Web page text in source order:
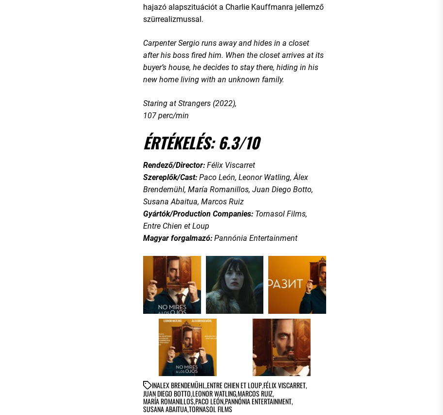
hajazó alapszituációt a Charlie Kauffmanra jellemző
szürrealizmussal.
Carpenter Sergio runs away and hides in a closet
after his boss fired him. When the closet arrives at its
buyer’s house, he decides to stay there, hiding in his
new home living with an unknown family.
Staring at Strangers (2022),
107 perc/min
ÉRTÉKELÉS: 6.3/10
Rendező/Director: Félix Viscarret
Szereplők/Cast: Paco León, Leonor Watling, Àlex
Brendemühl, María Romanillos, Juan Diego Botto,
Susana Abaitua, Marcos Ruiz
Gyártók/Production Companies: Tornasol Films,
Entre Chien et Loup
Magyar forgalmazó: Pannónia Entertainment
INALEX BRENDEMÜHL,ENTRE CHIEN ET LOUP,FÉLIX VISCARRET,
JUAN DIEGO BOTTO,LEONOR WATLING,MARCOS RUIZ,
MARÍA ROMANILLOS,PACO LEÓN,PANNÓNIA ENTERTAINMENT,
SUSANA ABAITUA,TORNASOL FILMS